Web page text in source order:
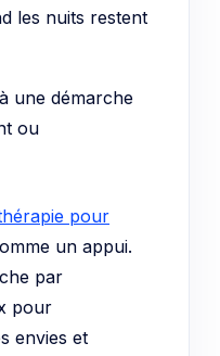
les nuits restent
à une démarche
ou
pour
un appui.
par
pour
envies et